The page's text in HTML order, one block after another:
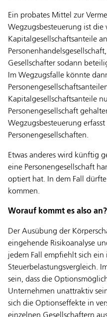
Ein probates Mittel zur
Wegzugsbesteuerung ist
Kapitalgesellschaftsanteile
Gesellschafter sodann
Im Wegzugsfalle könnte
Kapitalgesellschaftsanteile
Personengesellschaft
Wegzugsbesteuerung
Personengesellschaften.
Etwas anderes wird künftig
eine Personengesellschaft
optiert hat. In dem Fall
kommen.
Worauf kommt es also an?
Der Ausübung der
eingehende Risikoanalyse
jedem Fall empfiehlt sich
Steuerbelastungsvergleich.
sein, dass die
Unternehmen unattraktiv
sich die Optionseffekte in